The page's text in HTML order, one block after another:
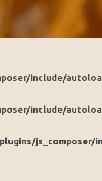
include/
include/
js_composer/